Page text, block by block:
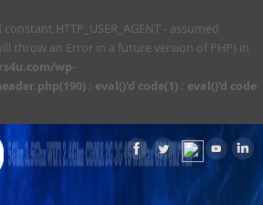
HTTP_USER_AGENT - assumed
throw an Error in a future version of PHP) in
wp-
: eval()'d code(1) : eval()'d code